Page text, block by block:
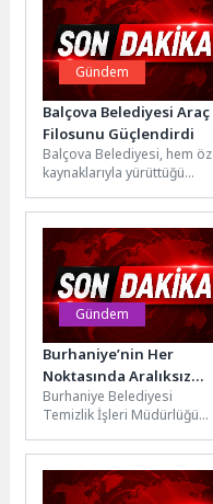
Gündem
Balçova Belediyesi Araç
Filosunu Güçlendirdi
Balçova Belediyesi, hem öz
kaynaklarıyla yürüttüğü
kurumlarıyla kurduğu iş
birlikleri sayesinde...
Gündem
Burhaniye’nin Her
Noktasında Aralıksız
Temizlik Mesaisi
Burhaniye Belediyesi
Temizlik İşleri Müdürlüğü
merkez ve kırsal
mahallelerde yürüttüğü
kapsamlı temizlik...